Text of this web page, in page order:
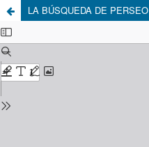
LA BÚSQUEDA DE PERSEO